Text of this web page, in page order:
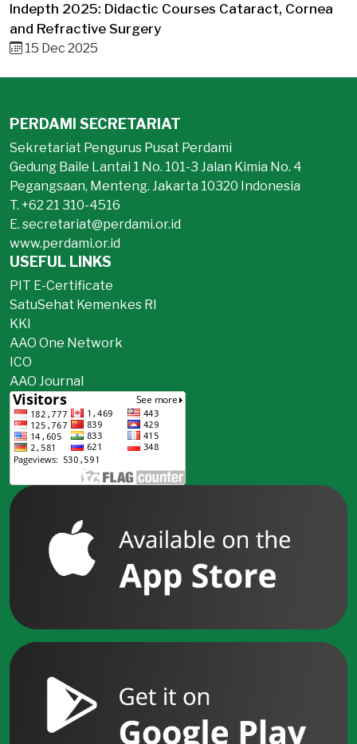
Indepth 2025: Didactic Courses Cataract, Cornea
and Refractive Surgery
15 Dec 2025
PERDAMI SECRETARIAT
Sekretariat Pengurus Pusat Perdami
Gedung Baile Lantai 1 No. 101-3 Jalan Kimia No. 4
Pegangsaan, Menteng. Jakarta 10320 Indonesia
T. +62 21 310-4516
E. secretariat@perdami.or.id
www.perdami.or.id
USEFUL LINKS
PIT E-Certificate
SatuSehat Kemenkes RI
KKI
AAO One Network
ICO
AAO Journal